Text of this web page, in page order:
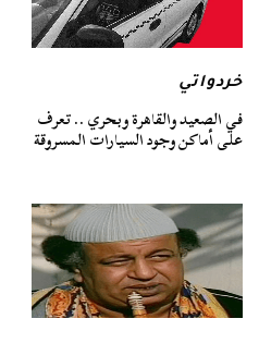
خردواتي
في الصعيد والقاهرة وبحري .. تعرف
على أماكن وجود السيارات المسروقة